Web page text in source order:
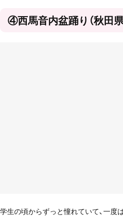
④西馬音内盆踊り（秋田県
学生の頃からずっと憧れていて、一度